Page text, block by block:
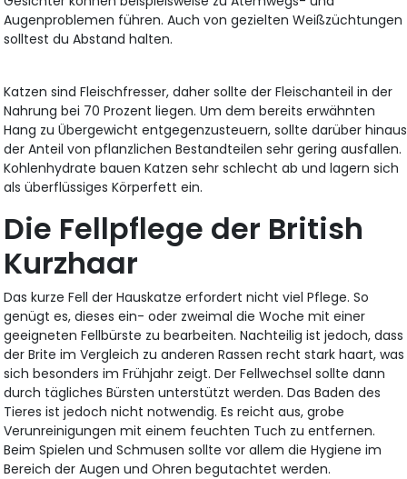
Augenproblemen führen. Auch von gezielten Weißzüchtungen
solltest du Abstand halten.
Katzen sind Fleischfresser, daher sollte der Fleischanteil in der
Nahrung bei 70 Prozent liegen. Um dem bereits erwähnten
Hang zu Übergewicht entgegenzusteuern, sollte darüber hinaus
der Anteil von pflanzlichen Bestandteilen sehr gering ausfallen.
Kohlenhydrate bauen Katzen sehr schlecht ab und lagern sich
als überflüssiges Körperfett ein.
Die Fellpflege der British
Kurzhaar
Das kurze Fell der Hauskatze erfordert nicht viel Pflege. So
genügt es, dieses ein- oder zweimal die Woche mit einer
geeigneten Fellbürste zu bearbeiten. Nachteilig ist jedoch, dass
der Brite im Vergleich zu anderen Rassen recht stark haart, was
sich besonders im Frühjahr zeigt. Der Fellwechsel sollte dann
durch tägliches Bürsten unterstützt werden. Das Baden des
Tieres ist jedoch nicht notwendig. Es reicht aus, grobe
Verunreinigungen mit einem feuchten Tuch zu entfernen.
Beim Spielen und Schmusen sollte vor allem die Hygiene im
Bereich der Augen und Ohren begutachtet werden.